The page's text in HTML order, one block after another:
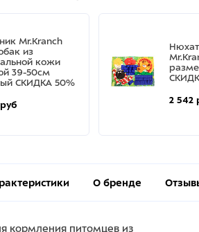
Mr.Kranch
из
кожи
39-50см
СКИДКА 50%
2 542
О бренде
кормления питомцев из